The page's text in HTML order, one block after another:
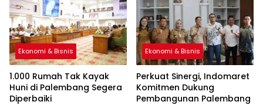
Ekonomi & Bisnis
1.000 Rumah Tak Kayak
Huni di Palembang Segera
Diperbaiki
Ekonomi & Bisnis
Perkuat Sinergi, Indomaret
Komitmen Dukung
Pembangunan Palembang